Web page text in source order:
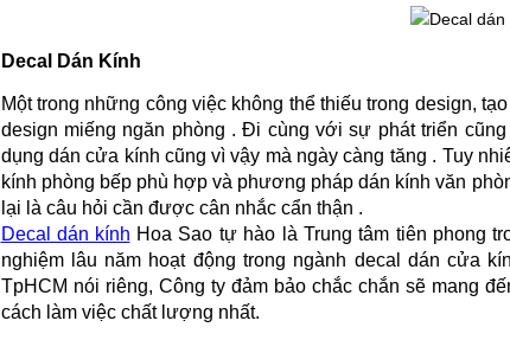
Decal Dán Kính
Một trong những công việc không thể thiếu trong design,
design miếng ngăn phòng . Đi cùng với sự phát triển
dụng dán cửa kính cũng vì vậy mà ngày càng tăng . Tuy
kính phòng bếp phù hợp và phương pháp dán kính văn
lại là câu hỏi cần được cân nhắc cẩn thận .
Decal dán kính Hoa Sao tự hào là Trung tâm tiên phong
nghiệm lâu năm hoạt động trong ngành decal dán cửa
TpHCM nói riêng, Công ty đảm bảo chắc chắn sẽ mang
cách làm việc chất lượng nhất.